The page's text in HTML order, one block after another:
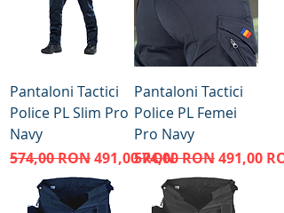
Pantaloni Tactici
Police PL Slim Pro
Navy
Preț normal
574,00 RONPreț redus
491,00 RON
Pantaloni Tactici
Police PL Femei
Pro Navy
Preț normal
574,00 RONPreț redus
491,00